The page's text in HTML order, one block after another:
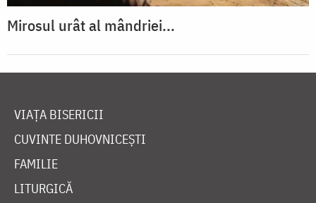
Mirosul urât al mândriei...
VIAȚA BISERICII
CUVINTE DUHOVNICEȘTI
FAMILIE
LITURGICĂ